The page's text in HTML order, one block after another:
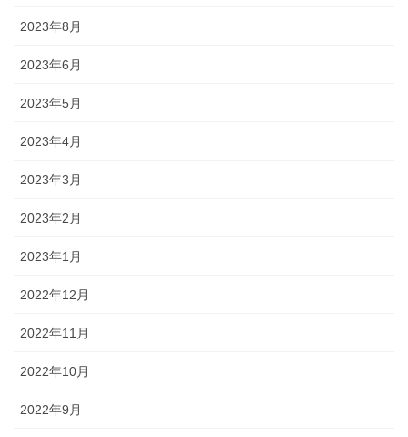
2023年8月
2023年6月
2023年5月
2023年4月
2023年3月
2023年2月
2023年1月
2022年12月
2022年11月
2022年10月
2022年9月